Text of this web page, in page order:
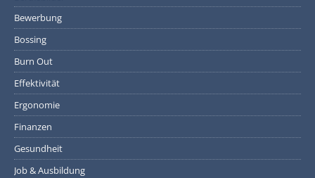
Bewerbung
Bossing
Burn Out
Effektivität
Ergonomie
Finanzen
Gesundheit
Job & Ausbildung